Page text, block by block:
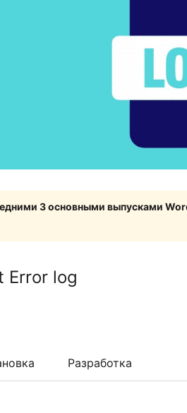
3 основными выпусками
Error log
Разработка